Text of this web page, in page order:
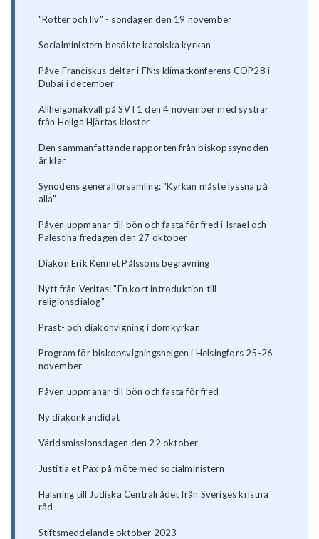
"Rötter och liv" - söndagen den 19 november
Socialministern besökte katolska kyrkan
Påve Franciskus deltar i FN:s klimatkonferens COP28 i
Dubai i december
Allhelgonakväll på SVT1 den 4 november med systrar
från Heliga Hjärtas kloster
Den sammanfattande rapporten från biskopssynoden
är klar
Synodens generalförsamling: "Kyrkan måste lyssna på
alla"
Påven uppmanar till bön och fasta för fred i Israel och
Palestina fredagen den 27 oktober
Diakon Erik Kennet Pålssons begravning
Nytt från Veritas: "En kort introduktion till
religionsdialog"
Präst- och diakonvigning i domkyrkan
Program för biskopsvigningshelgen i Helsingfors 25-26
november
Påven uppmanar till bön och fasta för fred
Ny diakonkandidat
Världsmissionsdagen den 22 oktober
Justitia et Pax på möte med socialministern
Hälsning till Judiska Centralrådet från Sveriges kristna
råd
Stiftsmeddelande oktober 2023